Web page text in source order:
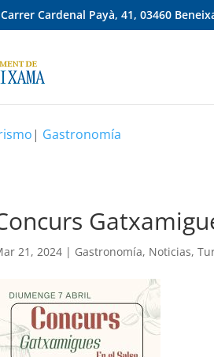
Cardenal Payà, 41, 03460
| Gastronomía
21, 2024 | Gastronomía, Noticias,